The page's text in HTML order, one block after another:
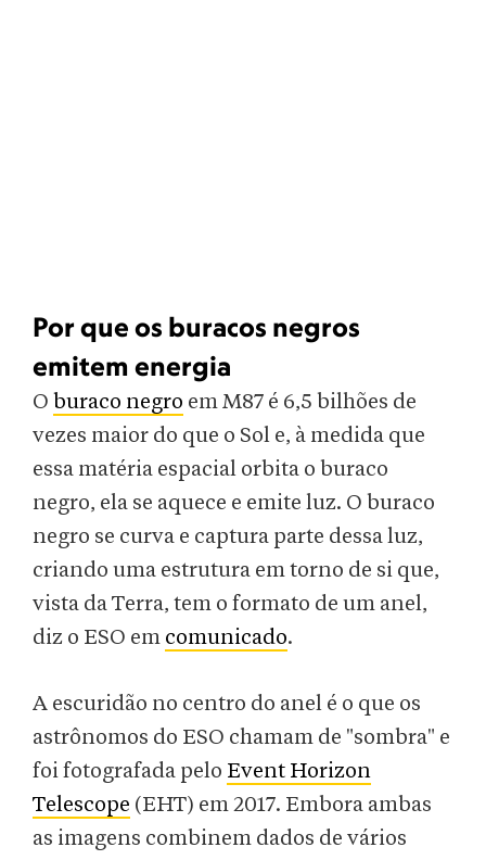
Por que os buracos negros
emitem energia
O buraco negro em M87 é 6,5 bilhões de
vezes maior do que o Sol e, à medida que
essa matéria espacial orbita o buraco
negro, ela se aquece e emite luz. O buraco
negro se curva e captura parte dessa luz,
criando uma estrutura em torno de si que,
vista da Terra, tem o formato de um anel,
diz o ESO em comunicado.
A escuridão no centro do anel é o que os
astrônomos do ESO chamam de "sombra" e
foi fotografada pelo Event Horizon
Telescope (EHT) em 2017. Embora ambas
as imagens combinem dados de vários